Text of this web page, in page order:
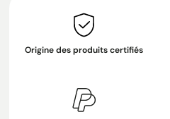
Origine des produits certifiés